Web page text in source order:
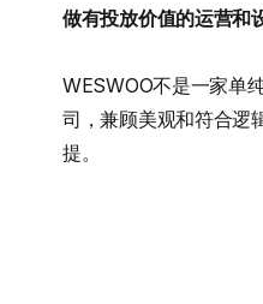
做有投放价值的运营和
WESWOO不是一家单
司，兼顾美观和符合逻
提。